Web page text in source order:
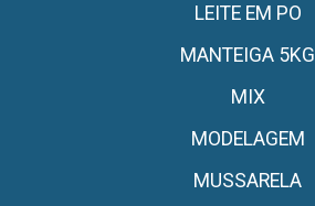
LEITE EM PO
MANTEIGA 5KG
MIX
MODELAGEM
MUSSARELA